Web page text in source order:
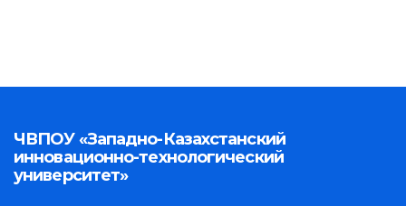
ЧВПОУ «Западно-Казахстанский
инновационно-технологический
университет»